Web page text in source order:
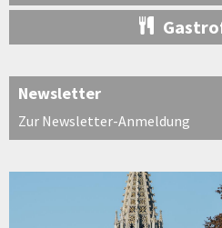
Newsletter
Zur Newsletter-Anmeldung